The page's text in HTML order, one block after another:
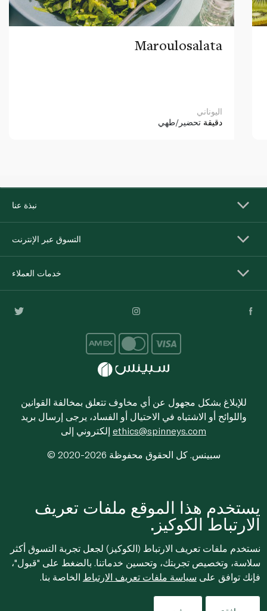
Maroulosalata
اليوناني
دقيقة تحضير/طهي
نبذة عنا
التسوق عبر الإنترنت
خدمات العملاء
للإبلاغ بشكل مجهول عن أي مخاوف تتعلق بمخالفة القوانين
واللوائح أو الاشتباه في الاحتيال أو الفساد، يرجى إرسال بريد
ethics@spinneys.com
© 2020-2026 سبينس. كل الحقوق محفوظة
يستخدم هذا الموقع ملفات تعريف
الارتباط الكوكيز.
نستخدم ملفات تعريف الارتباط (الكوكيز) لجعل تجربة التسوق أكثر
سلاسة، وتخصيص تجربتك، وتحسين خدماتنا. بالضغط على "قبول"،
فإنك توافق على سياسة ملفات تعريف الارتباط الخاصة بنا.